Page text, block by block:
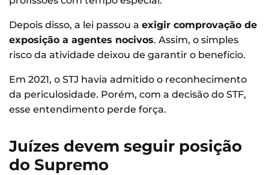
Depois disso, a lei passou a exigir comprovação de
exposição a agentes nocivos. Assim, o simples
risco da atividade deixou de garantir o benefício.
Em 2021, o STJ havia admitido o reconhecimento
da periculosidade. Porém, com a decisão do STF,
esse entendimento perde força.
Juízes devem seguir posição
do Supremo